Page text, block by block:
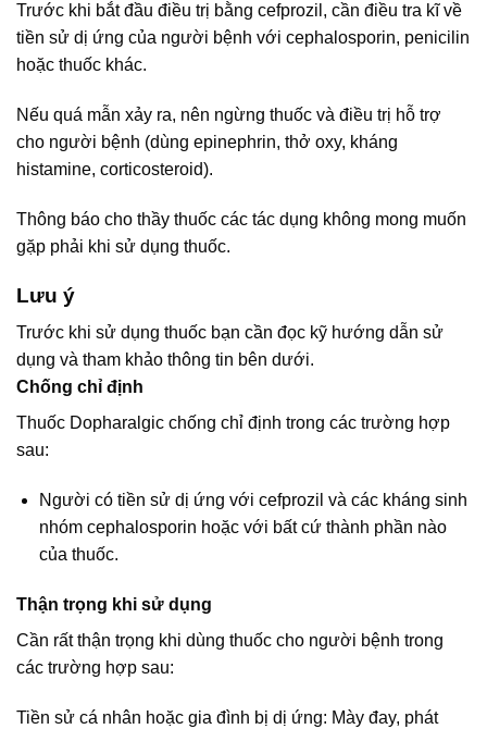
Trước khi bắt đầu điều trị bằng cefprozil, cần điều tra kĩ về
tiền sử dị ứng của người bệnh với cephalosporin, penicilin
hoặc thuốc khác.
Nếu quá mẫn xảy ra, nên ngừng thuốc và điều trị hỗ trợ
cho người bệnh (dùng epinephrin, thở oxy, kháng
histamine, corticosteroid).
Thông báo cho thầy thuốc các tác dụng không mong muốn
gặp phải khi sử dụng thuốc.
Lưu ý
Trước khi sử dụng thuốc bạn cần đọc kỹ hướng dẫn sử
dụng và tham khảo thông tin bên dưới.
Chống chỉ định
Thuốc Dopharalgic chống chỉ định trong các trường hợp
sau:
Người có tiền sử dị ứng với cefprozil và các kháng sinh
nhóm cephalosporin hoặc với bất cứ thành phần nào
của thuốc.
Thận trọng khi sử dụng
Cần rất thận trọng khi dùng thuốc cho người bệnh trong
các trường hợp sau:
Tiền sử cá nhân hoặc gia đình bị dị ứng: Mày đay, phát